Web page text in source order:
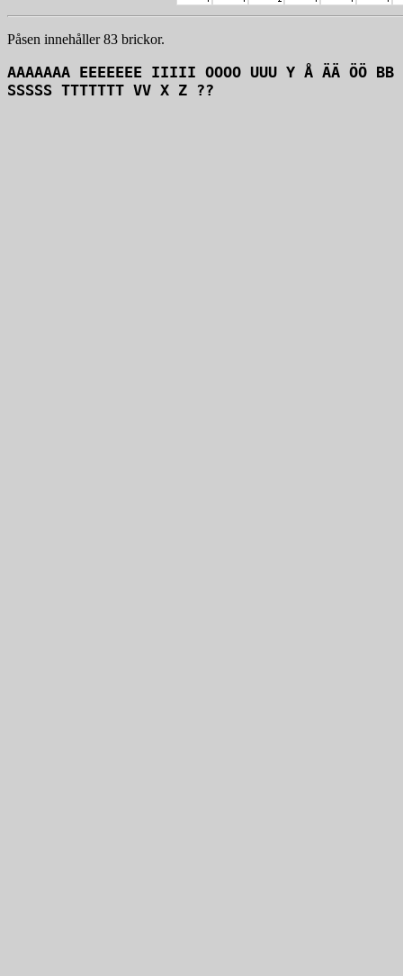
Påsen innehåller 83 brickor.
AAAAAAA EEEEEEE IIIII OOOO UUU Y Å ÄÄ ÖÖ BB
SSSSS TTTTTTT VV X Z ??